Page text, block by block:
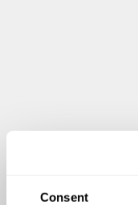
Consent